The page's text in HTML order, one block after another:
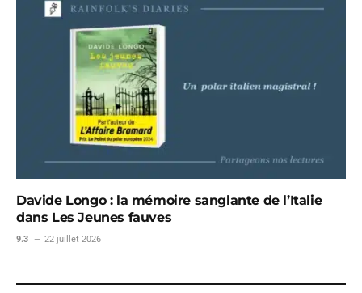
Davide Longo : la mémoire sanglante de l’Italie
dans Les Jeunes fauves
9.3 22 juillet 2026